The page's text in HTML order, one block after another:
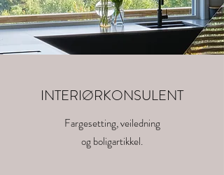
INTERIØRKONSULENT
Fargesetting, veiledning
og boligartikkel.